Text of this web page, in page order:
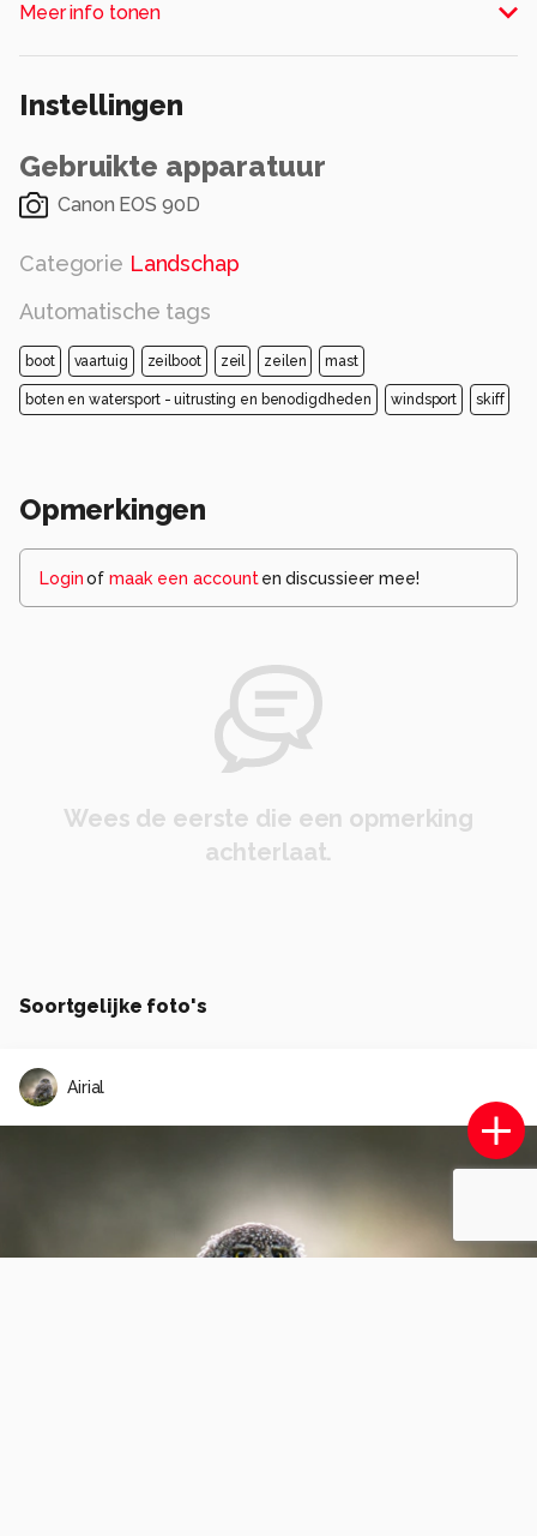
Meer info tonen
Instellingen
Gebruikte apparatuur
Canon EOS 90D
Categorie Landschap
Automatische tags
boot vaartuig zeilboot zeil zeilen mast
boten en watersport - uitrusting en benodigdheden windsport skiff
Opmerkingen
Loginof maak een account en discussieer mee!
Wees de eerste die een opmerking
achterlaat.
Soortgelijke foto's
Airial